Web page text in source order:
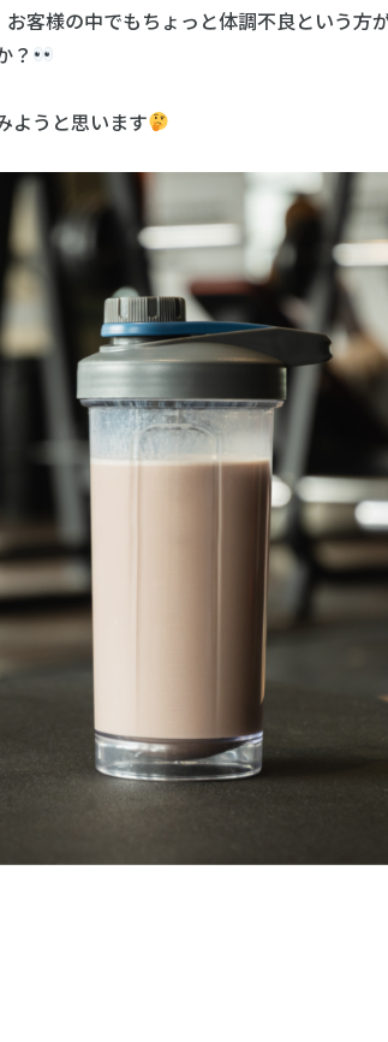
客様の中でもちょっと体調不良という方
？
ようと思います